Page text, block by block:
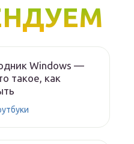
Windows —
такое, как